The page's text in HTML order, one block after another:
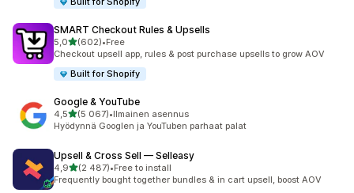
SMART Checkout Rules & Upsells
5,0/ 5 tähteä
(602)
602 arvostelua yhteensä
•Free
Checkout upsell app, rules & post purchase upsells to grow AOV
Built for Shopify
Google & YouTube
4,5/ 5 tähteä
(5 067)
5067 arvostelua yhteensä
•Ilmainen asennus
Hyödynnä Googlen ja YouTuben parhaat palat
Upsell & Cross Sell — Selleasy
4,9/ 5 tähteä
(2 487)
2487 arvostelua yhteensä
•Free to install
Frequently bought together bundles & in cart upsell, boost AOV